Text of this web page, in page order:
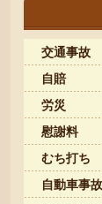
交通事故
自賠
労災
慰謝料
むち打ち
自動車事故